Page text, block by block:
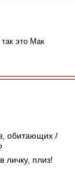
это Мак
обитающих /
личку, плиз!